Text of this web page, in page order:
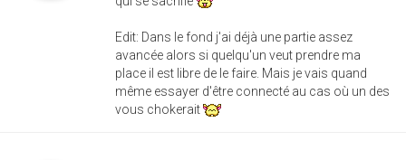
Edit: Dans le fond j'ai déjà une partie assez
avancée alors si quelqu'un veut prendre ma
place il est libre de le faire. Mais je vais quand
même essayer d'être connecté au cas où un des
vous chokerait